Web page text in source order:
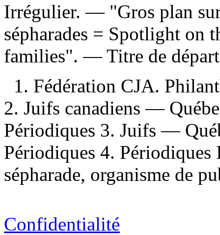
Irrégulier. — "Gros plan
sépharades = Spotlight on
families". — Titre de
1. Fédération CJA.
2. Juifs canadiens —
Périodiques 3. Juifs —
Périodiques 4.
sépharade, organisme de
Confidentialité